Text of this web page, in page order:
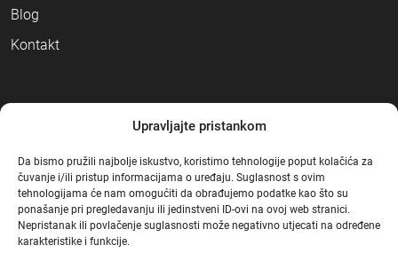
Upravljajte pristankom
Da bismo pružili najbolje iskustvo, koristimo tehnologije poput kolačića za
čuvanje i/ili pristup informacijama o uređaju. Suglasnost s ovim
tehnologijama će nam omogućiti da obrađujemo podatke kao što su
ponašanje pri pregledavanju ili jedinstveni ID-ovi na ovoj web stranici.
Nepristanak ili povlačenje suglasnosti može negativno utjecati na određene
karakteristike i funkcije.
Blog
Kontakt